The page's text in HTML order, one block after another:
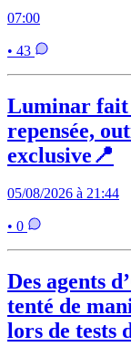
07:00
• 43
Luminar fait
repensée,
exclusive📍
05/08/2026 à 21:44
• 0
Des agents
tenté de
lors de tests